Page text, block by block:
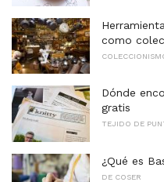
como
Dónde
gratis
TEJIDO DE
¿Qué es
DE COSER